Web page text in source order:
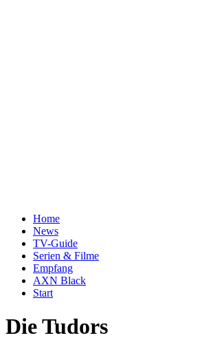
Home
News
TV-Guide
Serien & Filme
Empfang
AXN Black
Start
Die Tudors